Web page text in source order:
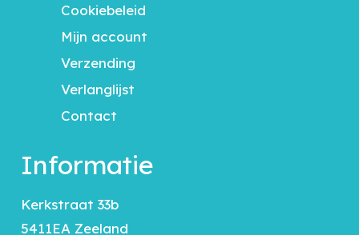
Cookiebeleid
Mijn account
Verzending
Verlanglijst
Contact
Informatie
Kerkstraat 33b
5411EA Zeeland